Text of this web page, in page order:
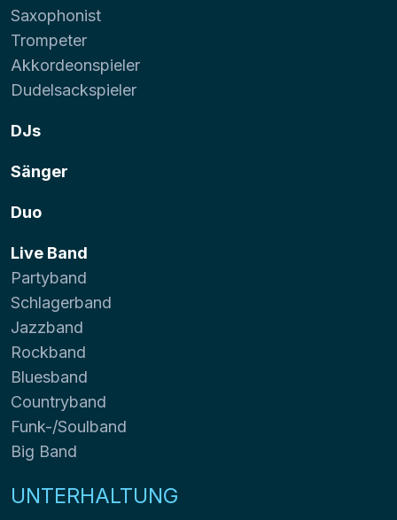
Saxophonist
Trompeter
Akkordeonspieler
Dudelsackspieler
DJs
Sänger
Duo
Live Band
Partyband
Schlagerband
Jazzband
Rockband
Bluesband
Countryband
Funk-/Soulband
Big Band
UNTERHALTUNG